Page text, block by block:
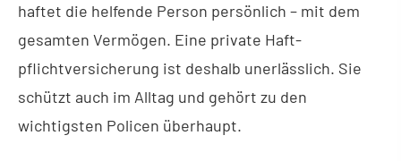
haftet die helfende Person persönlich – mit dem
gesamten Vermögen. Eine private Haft­
pflichtversicherung ist deshalb unerlässlich. Sie
schützt auch im Alltag und gehört zu den
wichtigsten Policen überhaupt.